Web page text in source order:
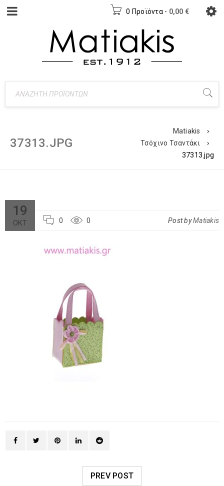
0 Προϊόντα - 0,00 €
37313.JPG
Matiakis
›
Τσόχινο Τσαντάκι
›
37313.jpg
19
ΟΚΤ 0 0 Post byMatiakis
PREV POST